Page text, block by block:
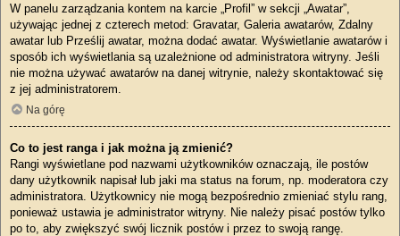
W panelu zarządzania kontem na karcie „Profil” w sekcji „Awatar”,
używając jednej z czterech metod: Gravatar, Galeria awatarów, Zdalny
awatar lub Prześlij awatar, można dodać awatar. Wyświetlanie awatarów i
sposób ich wyświetlania są uzależnione od administratora witryny. Jeśli
nie można używać awatarów na danej witrynie, należy skontaktować się
z jej administratorem.
Na górę
Co to jest ranga i jak można ją zmienić?
Rangi wyświetlane pod nazwami użytkowników oznaczają, ile postów
dany użytkownik napisał lub jaki ma status na forum, np. moderatora czy
administratora. Użytkownicy nie mogą bezpośrednio zmieniać stylu rang,
ponieważ ustawia je administrator witryny. Nie należy pisać postów tylko
po to, aby zwiększyć swój licznik postów i przez to swoją rangę.